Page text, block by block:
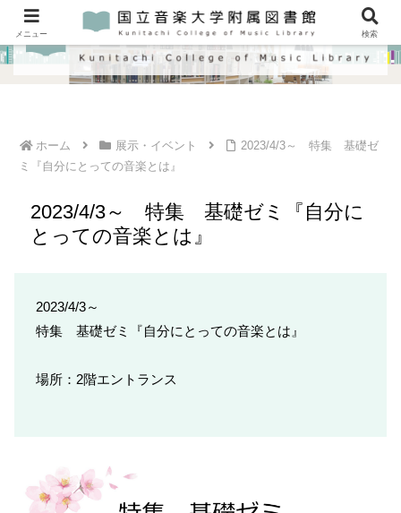
ホーム 展示・イベント
2023/4/3～ 特集 基礎ゼ
ミ『自分にとっての音楽とは』
2023/4/3～ 特集 基礎ゼミ『自分に
とっての音楽とは』
2023/4/3～
特集 基礎ゼミ『自分にとっての音楽とは』
場所：2階エントランス
メニュー 検索